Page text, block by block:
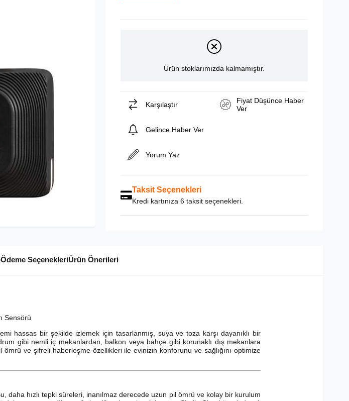
Ürün stoklarımızda kalmamıştır.
Karşılaştır
Fiyat Düşünce Haber
Ver
Gelince Haber Ver
Yorum Yaz
Taksit Seçenekleri
Kredi kartınıza 6 taksit seçenekleri.
Ödeme SeçenekleriÜrün Önerileri
Sensörü
hassas bir şekilde izlemek için tasarlanmış, suya ve toza karşı dayanıklı bir
gibi nemli iç mekanlardan, balkon veya bahçe gibi korunaklı dış mekanlara
ve şifreli haberleşme özellikleri ile evinizin konforunu ve sağlığını optimize
daha hızlı tepki süreleri, inanılmaz derecede uzun pil ömrü ve kolay bir kurulum